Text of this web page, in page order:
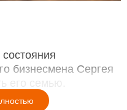
бизнесмена Сергея
его семью.